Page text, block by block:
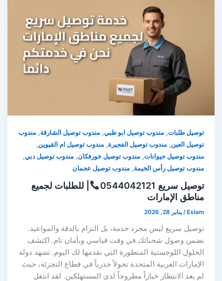
توصيل طلبات,مندوب توصيل ابو ظبي,مندوب توصيل الشارقة,مندوب
توصيل العين,مندوب توصيل الفجيرة,مندوب توصيل ام القيوين,
مندوب توصيل حيوانات,مندوب توصيل خورفكان,مندوب توصيل دبي,
مندوب توصيل رأس الخيمة,مندوب توصيل عجمان
توصيل سريع 0544042121
| للطلبات لجميع
مناطق الإمارات
Eslam
/يناير 28, 2026
توصيل سريع ليس مجرد خدمة، بل التزام بالدقة والمواعيد.
نضمن وصول شحناتك في وقت قياسي وبأمان تام. اكتشف
الحلول اللوجستية المتطورة التي نقدمها لك اليوم. تشهد دولة
الإمارات العربية المتحدة تحولاً جذرياً في قطاع التجزئة، حيث
لم يعد الانتظار خياراً مطروحاً لدى المستهلكين. لقد انتقل